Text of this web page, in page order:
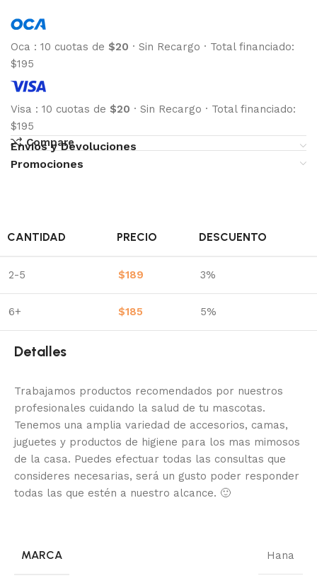
Oca : 10 cuotas de $20 · Sin Recargo · Total financiado:
$195
Visa : 10 cuotas de $20 · Sin Recargo · Total financiado:
$195
Compare
Envíos y Devoluciones
Promociones
CANTIDAD PRECIO DESCUENTO
2-5 $189 3%
6+ $185 5%
Detalles
Trabajamos productos recomendados por nuestros
profesionales cuidando la salud de tu mascotas.
Tenemos una amplia variedad de accesorios, camas,
juguetes y productos de higiene para los mas mimosos
de la casa. Puedes efectuar todas las consultas que
consideres necesarias, será un gusto poder responder
todas las que estén a nuestro alcance. 🙂
MARCA Hana